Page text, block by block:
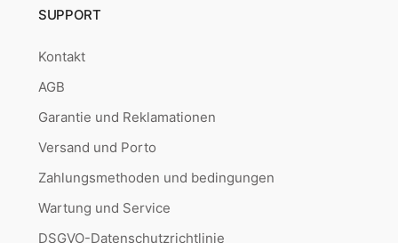
SUPPORT
Kontakt
AGB
Garantie und Reklamationen
Versand und Porto
Zahlungsmethoden und bedingungen
Wartung und Service
DSGVO-Datenschutzrichtlinie